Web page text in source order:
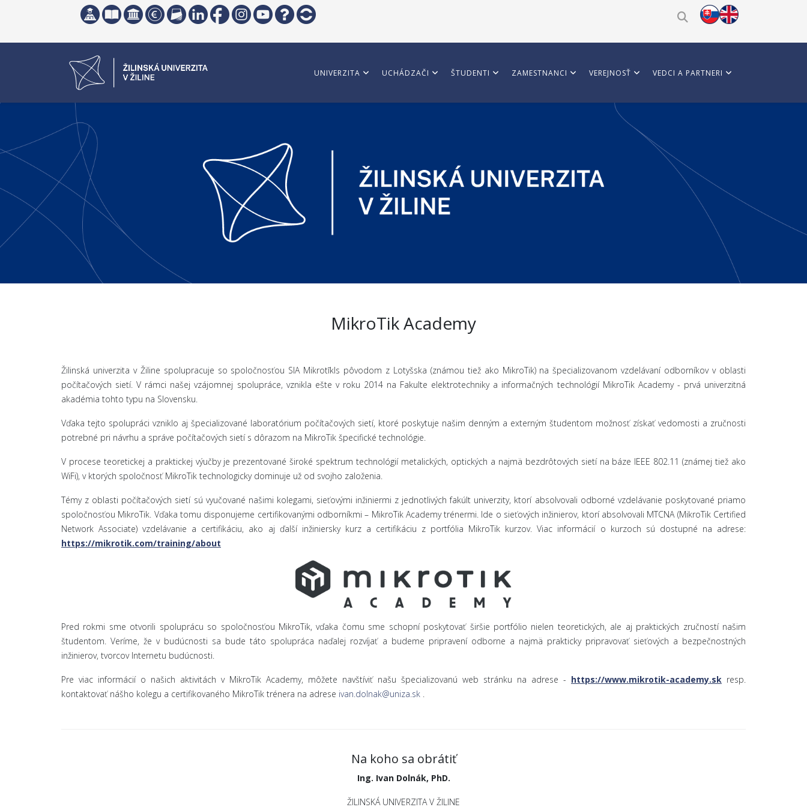
UNIVERZITA UCHÁDZAČI ŠTUDENTI ZAMESTNANCI VEREJNOSŤ VEDCI A PARTNERI
MikroTik Academy
Žilinská univerzita v Žiline spolupracuje so spoločnosťou SIA Mikrotīkls pôvodom z Lotyšska (známou tiež ako MikroTik) na špecializovanom vzdelávaní odborníkov v oblasti
počítačových sietí. V rámci našej vzájomnej spolupráce, vznikla ešte v roku 2014 na Fakulte elektrotechniky a informačných technológií MikroTik Academy - prvá univerzitná
akadémia tohto typu na Slovensku.
Vďaka tejto spolupráci vzniklo aj špecializované laboratórium počítačových sietí, ktoré poskytuje našim denným a externým študentom možnosť získať vedomosti a zručnosti
potrebné pri návrhu a správe počítačových sietí s dôrazom na MikroTik špecifické technológie.
V procese teoretickej a praktickej výučby je prezentované široké spektrum technológií metalických, optických a najmä bezdrôtových sietí na báze IEEE 802.11 (známej tiež ako
WiFi), v ktorých spoločnosť MikroTik technologicky dominuje už od svojho založenia.
Témy z oblasti počítačových sietí sú vyučované našimi kolegami, sieťovými inžiniermi z jednotlivých fakúlt univerzity, ktorí absolvovali odborné vzdelávanie poskytované priamo
spoločnosťou MikroTik. Vďaka tomu disponujeme certifikovanými odborníkmi – MikroTik Academy trénermi. Ide o sieťových inžinierov, ktorí absolvovali MTCNA (MikroTik Certified
Network Associate) vzdelávanie a certifikáciu, ako aj ďalší inžiniersky kurz a certifikáciu z portfólia MikroTik kurzov. Viac informácií o kurzoch sú dostupné na adrese:
https://mikrotik.com/training/about
Pred rokmi sme otvorili spoluprácu so spoločnosťou MikroTik, vďaka čomu sme schopní poskytovať širšie portfólio nielen teoretických, ale aj praktických zručností našim
študentom. Veríme, že v budúcnosti sa bude táto spolupráca naďalej rozvíjať a budeme pripravení odborne a najmä prakticky pripravovať sieťových a bezpečnostných
inžinierov, tvorcov Internetu budúcnosti.
Pre viac informácií o našich aktivitách v MikroTik Academy, môžete navštíviť našu špecializovanú web stránku na adrese - https://www.mikrotik-academy.sk resp.
kontaktovať nášho kolegu a certifikovaného MikroTik trénera na adrese ivan.dolnak@uniza.sk
Na koho sa obrátiť
Ing. Ivan Dolnák, PhD.
ŽILINSKÁ UNIVERZITA V ŽILINE